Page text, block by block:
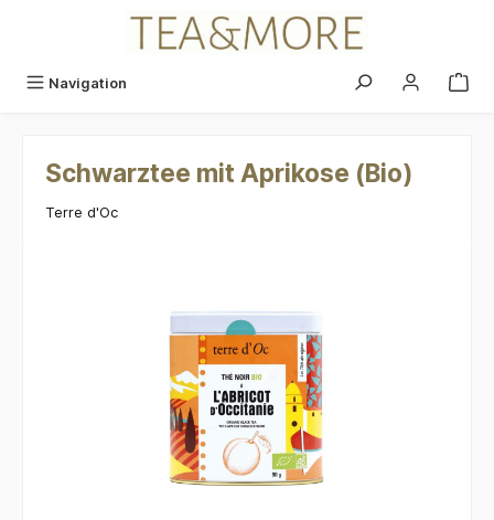
Navigation
Schwarztee mit Aprikose (Bio)
Terre d'Oc